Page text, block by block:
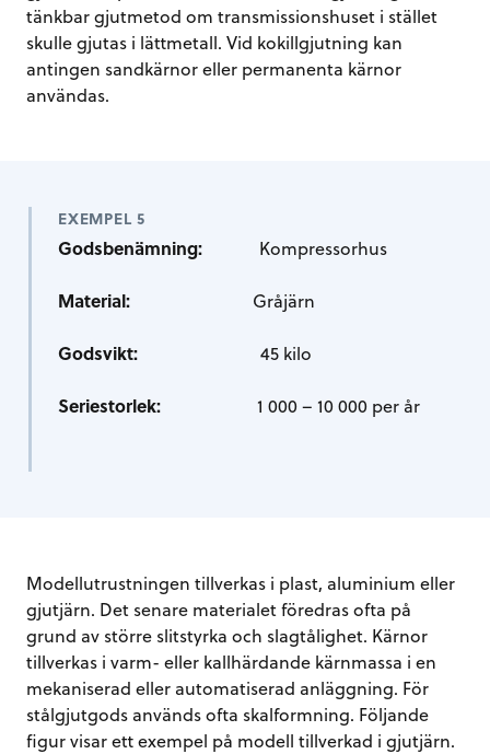
tänkbar gjutmetod om transmissionshuset i stället
skulle gjutas i lättmetall. Vid kokillgjutning kan
antingen sandkärnor eller permanenta kärnor
användas.
EXEMPEL 5
Godsbenämning: Kompressorhus
Material: Gråjärn
Godsvikt: 45 kilo
Seriestorlek: 1 000 – 10 000 per år
Modellutrustningen tillverkas i plast, aluminium eller
gjutjärn. Det senare materialet föredras ofta på
grund av större slitstyrka och slagtålighet. Kärnor
tillverkas i varm- eller kallhärdande kärnmassa i en
mekaniserad eller automatiserad anläggning. För
stålgjutgods används ofta skalformning. Följande
figur visar ett exempel på modell tillverkad i gjutjärn.